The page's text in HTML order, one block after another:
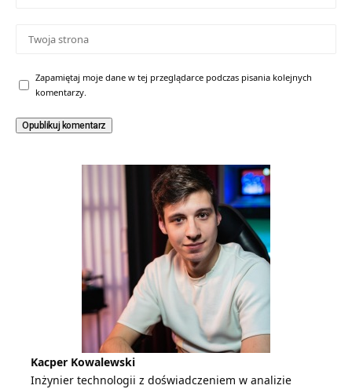
Zapamiętaj moje dane w tej przeglądarce podczas pisania kolejnych
komentarzy.
Kacper Kowalewski
Inżynier technologii z doświadczeniem w analizie